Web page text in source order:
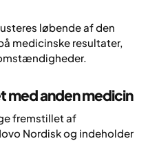
løbende af den
medicinske resultater,
med anden medicin
fremstillet af
Nordisk og indeholder